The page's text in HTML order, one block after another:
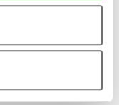
PUTKISIDE N1
1 KPL